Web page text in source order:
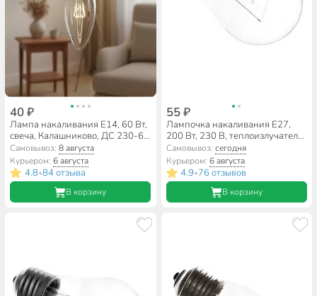
40 ₽
Лампа накаливания E14, 60 Вт,
свеча, Калашниково, ДС 230-60
В36, Б 230-60
Самовывоз:8 августа
Курьером:6 августа
4.8•84 отзыва
В корзину
55 ₽
Лампочка накаливания E27,
200 Вт, 230 В, теплоизлучатель,
А65, Калашниково, Т 230-200
Самовывоз: сегодня
Курьером: 6 августа
4.9•76 отзывов
В корзину